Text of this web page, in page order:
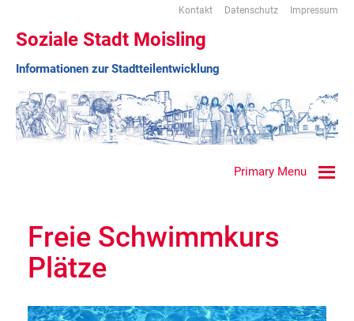
Kontakt Datenschutz Impressum
Soziale Stadt Moisling
Informationen zur Stadtteilentwicklung
Primary Menu
Freie Schwimmkurs
Plätze